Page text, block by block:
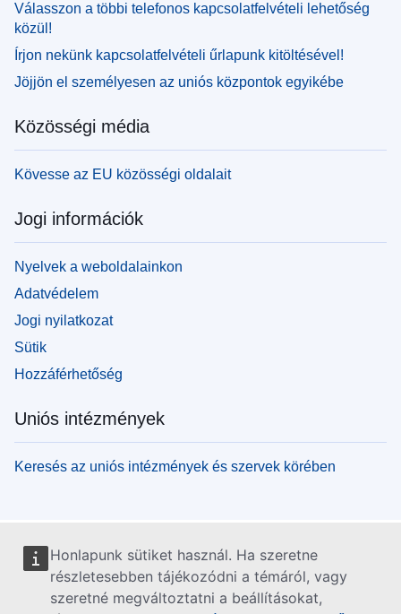
Honlapunk sütiket használ. Ha szeretne
részletesebben tájékozódni a témáról, vagy
szeretné megváltoztatni a beállításokat,
Válasszon a többi telefonos kapcsolatfelvételi lehetőség
közül!
Írjon nekünk kapcsolatfelvételi űrlapunk kitöltésével!
Jöjjön el személyesen az uniós központok egyikébe
Közösségi média
Kövesse az EU közösségi oldalait
Jogi információk
Nyelvek a weboldalainkon
Adatvédelem
Jogi nyilatkozat
Sütik
Hozzáférhetőség
Uniós intézmények
Keresés az uniós intézmények és szervek körében